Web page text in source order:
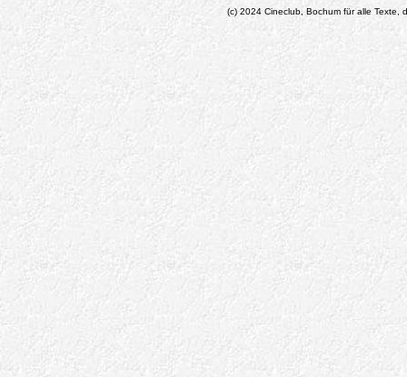
(c) 2024 Cineclub, Bochum für alle Texte,